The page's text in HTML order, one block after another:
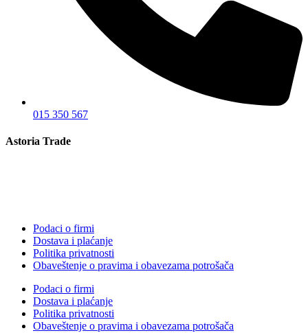
015 350 567
Astoria Trade
Podaci o firmi
Dostava i plaćanje
Politika privatnosti
Obaveštenje o pravima i obavezama potrošača
Podaci o firmi
Dostava i plaćanje
Politika privatnosti
Obaveštenje o pravima i obavezama potrošača